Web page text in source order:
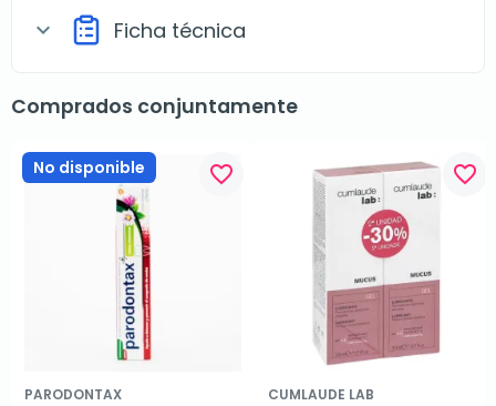
expand_more Ficha técnica
Comprados conjuntamente
No disponible favorite_border
PARODONTAX
favorite_border
CUMLAUDE LAB